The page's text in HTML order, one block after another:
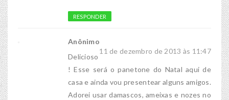
RESPONDER
Anônimo
11 de dezembro de 2013 às 11:47
Delicioso
! Esse será o panetone do Natal aqui de
casa e ainda vou presentear alguns amigos.
Adorei usar damascos, ameixas e nozes no